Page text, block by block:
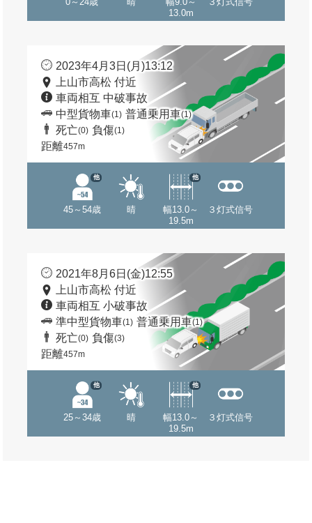
13.0m
2023年4月3日(月)13:12
上山市高松 付近
車両相互 中破事故
中型貨物車(1) 普通乗用車(1)
死亡(0) 負傷(1)
距離457m
45～54歳
他
晴
幅13.0～
19.5m
他
３灯式信号
2021年8月6日(金)12:55
上山市高松 付近
車両相互 小破事故
準中型貨物車(1) 普通乗用車(1)
死亡(0) 負傷(3)
距離457m
25～34歳
他
晴
幅13.0～
19.5m
他
３灯式信号